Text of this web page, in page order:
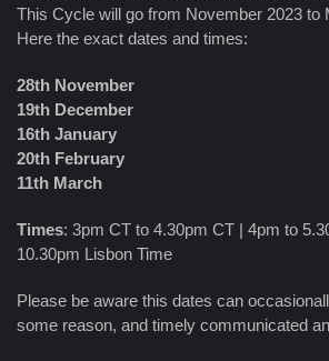
This Cycle will go from November 2023 to
Here the exact dates and times:
28th November
19th December
16th January
20th February
11th March
Times: 3pm CT to 4.30pm CT | 4pm to
10.30pm Lisbon Time
Please be aware this dates can
some reason, and timely communicated